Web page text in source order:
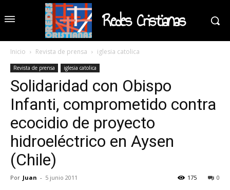
Redes Cristianas
Inicio Revista de prensa iglesia catolica
Revista de prensa iglesia catolica
Solidaridad con Obispo
Infanti, comprometido contra
ecocidio de proyecto
hidroeléctrico en Aysen
(Chile)
Por Juan - 5 junio 2011 0
175